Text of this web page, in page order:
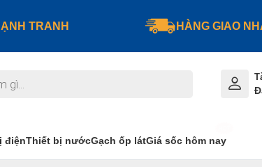
TRANH HÀNG GIAO
điệnThiết bị nướcGạch ốp látGiá sốc hôm nay